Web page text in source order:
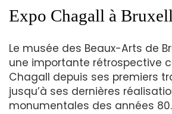
Expo Chagall à
Le musée des Beaux-Arts de
une importante rétrospective
Chagall depuis ses premiers
jusqu’à ses dernières
monumentales des années 80.